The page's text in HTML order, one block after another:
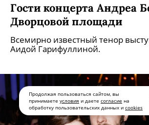
Продолжая пользоваться сайтом, вы
принимаете условия и даете согласие на
обработку пользовательских данных и cookies
Гости концерта Андреа
Дворцовой площади
Всемирно известный тенор
Аидой Гарифуллиной.